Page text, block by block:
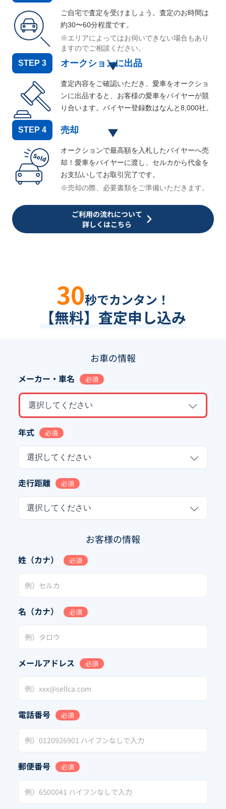
ご自宅で査定を受けましょう。査定のお時間は
約30〜60分程度です。
※エリアによってはお伺いできない場合もあり
ますのでご相談ください。
STEP 3 オークションに出品
査定内容をご確認いただき、愛車をオークショ
ンに出品すると、お客様の愛車をバイヤーが競
り合います。バイヤー登録数はなんと8,000社。
STEP 4 売却
オークションで最高額を入札したバイヤーへ売
却！愛車をバイヤーに渡し、セルカから代金を
お支払いしてお取引完了です。
※売却の際、必要書類をご準備いただきます。
ご利用の流れについて
詳しくはこちら
30秒でカンタン！
【無料】査定申し込み
お車の情報
メーカー・車名 必須
選択してください
年式 必須
選択してください
走行距離 必須
選択してください
お客様の情報
姓（カナ） 必須
名（カナ） 必須
メールアドレス 必須
電話番号 必須
郵便番号 必須